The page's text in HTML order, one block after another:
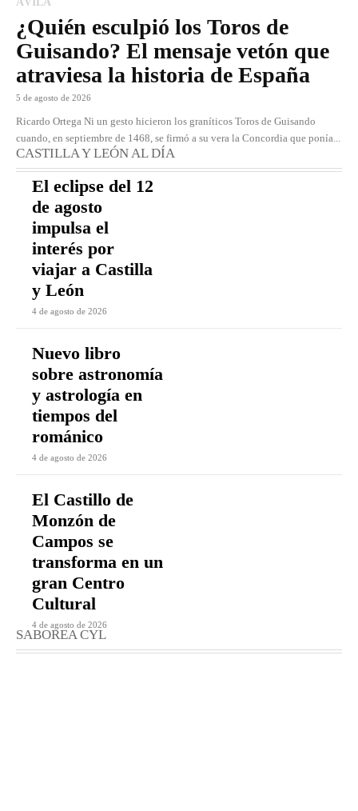
¿Quién esculpió los Toros de
Guisando? El mensaje vetón que
atraviesa la historia de España
5 de agosto de 2026
Ricardo Ortega Ni un gesto hicieron los graníticos Toros de Guisando
cuando, en septiembre de 1468, se firmó a su vera la Concordia que ponía...
CASTILLA Y LEÓN AL DÍA
El eclipse del 12
de agosto
impulsa el
interés por
viajar a Castilla
y León
4 de agosto de 2026
Nuevo libro
sobre astronomía
y astrología en
tiempos del
románico
4 de agosto de 2026
El Castillo de
Monzón de
Campos se
transforma en un
gran Centro
Cultural
4 de agosto de 2026
SABOREA CYL